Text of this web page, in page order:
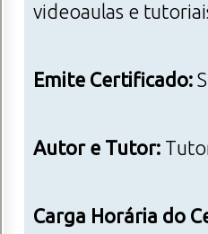
videoaulas e
Emite Certificado:
Autor e Tutor:
Carga Horária do